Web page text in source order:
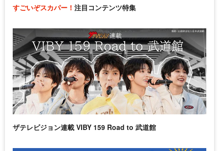
すごいぞスカパー！ 注目コンテンツ特集
ザテレビジョン連載 VIBY 159 Road to 武道館